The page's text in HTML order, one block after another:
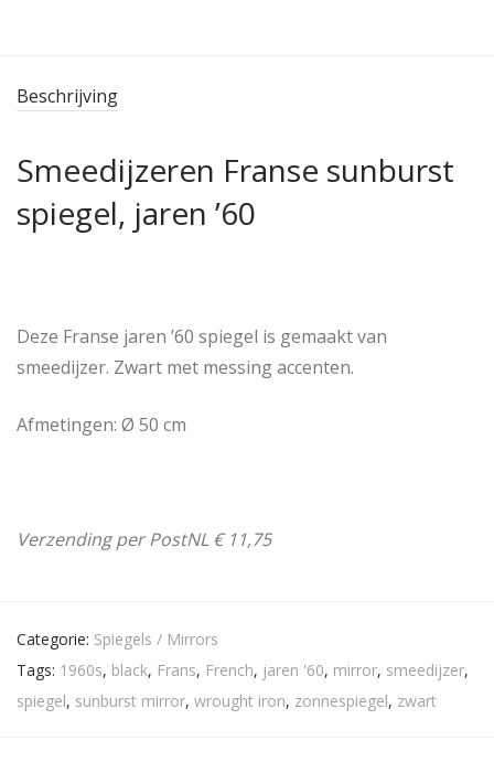
Beschrijving
Smeedijzeren Franse sunburst
spiegel, jaren ’60
Deze Franse jaren ’60 spiegel is gemaakt van
smeedijzer. Zwart met messing accenten.
Afmetingen: Ø 50 cm
Verzending per PostNL € 11,75
Categorie: Spiegels / Mirrors
Tags: 1960s, black, Frans, French, jaren '60, mirror, smeedijzer,
spiegel, sunburst mirror, wrought iron, zonnespiegel, zwart